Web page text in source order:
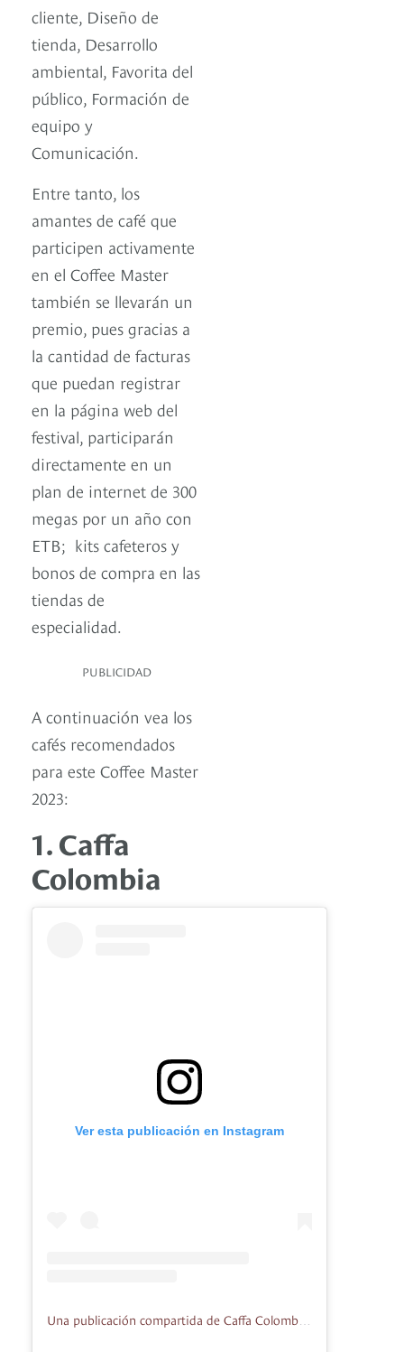
cliente, Diseño de
tienda, Desarrollo
ambiental, Favorita del
público, Formación de
equipo y
Comunicación.
Entre tanto, los
amantes de café que
participen activamente
en el Coffee Master
también se llevarán un
premio, pues gracias a
la cantidad de facturas
que puedan registrar
en la página web del
festival, participarán
directamente en un
plan de internet de 300
megas por un año con
ETB; kits cafeteros y
bonos de compra en las
tiendas de
especialidad.
PUBLICIDAD
A continuación vea los
cafés recomendados
para este Coffee Master
2023:
1. Caffa
Colombia
Ver esta publicación en Instagram